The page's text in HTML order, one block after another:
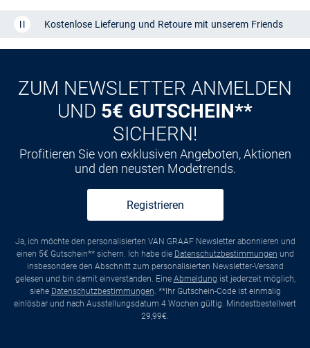
ZUM NEWSLETTER ANMELDEN
UND 5€ GUTSCHEIN**
SICHERN!
Profitieren Sie von exklusiven Angeboten, Aktionen
und den neusten Modetrends.
Registrieren
Ja, ich möchte den personalisierten VAN GRAAF Newsletter abonnieren und
einen 5€ Gutschein** sichern. Ich habe die Datenschutzbestimmungen und
insbesondere den Abschnitt zum personalisierten Newsletter-Versand
gelesen und bin damit einverstanden. Eine Abmeldung ist jederzeit möglich,
siehe Datenschutzbestimmungen. **Ihr Gutschein-Code ist einmalig
einlösbar und nach Ausstellungsdatum 4 Wochen gültig. Mindestbestellwert
29,99€.